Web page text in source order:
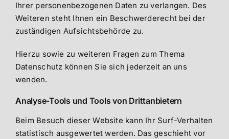
Ihrer personenbezogenen Daten zu verlangen. Des
Weiteren steht Ihnen ein Beschwerderecht bei der
zuständigen Aufsichtsbehörde zu.
Hierzu sowie zu weiteren Fragen zum Thema
Datenschutz können Sie sich jederzeit an uns
wenden.
Analyse-Tools und Tools von Dritt­anbietern
Beim Besuch dieser Website kann Ihr Surf-Verhalten
statistisch ausgewertet werden. Das geschieht vor